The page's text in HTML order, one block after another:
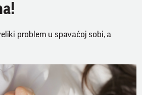
problem u spavaćoj sobi, a